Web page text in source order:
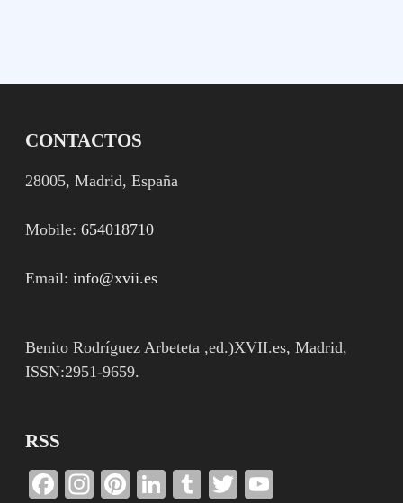
CONTACTOS
28005, Madrid, España
Mobile:654018710
Email:info@xvii.es
Benito Rodríguez Arbeteta ,ed.)XVII.es, Madrid,
ISSN:2951-9659.
RSS
Facebook
Instagram
Pinterest
LinkedIn
TumblrTwitter